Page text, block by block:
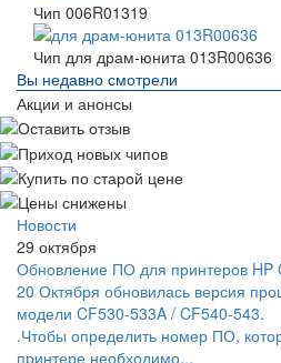
Чип 006R01319
Чип для драм-юнита 013R00636
Вы недавно смотрели
Акции и анонсы
Новости
29 октября
Обновление ПО для принтеров HP
20 Октября обновилась версия
модели CF530-533A / CF540-543.
.Чтобы определить номер ПО,
принтере необходимо...